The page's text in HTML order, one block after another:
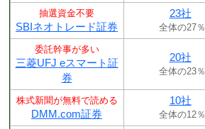
抽選資金不要
SBIネオトレード証券
23社
全体の27％
委託幹事が多い
三菱UFJ eスマート証
券
20社
全体の23％
株式新聞が無料で読める
DMM.com証券
10社
全体の12％